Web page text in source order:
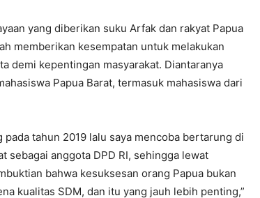
yang diberikan suku Arfak dan rakyat Papua
memberikan kesempatan untuk melakukan
demi kepentingan masyarakat. Diantaranya
Papua Barat, termasuk mahasiswa dari
tahun 2019 lalu saya mencoba bertarung di
sebagai anggota DPD RI, sehingga lewat
bahwa kesuksesan orang Papua bukan
kualitas SDM, dan itu yang jauh lebih penting,”